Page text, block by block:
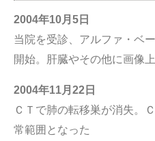
2004年10月5日
当院を受診、アルファ・ベ
開始。肝臓やその他に画像
2004年11月22日
ＣＴで肺の転移巣が消失。
常範囲となった